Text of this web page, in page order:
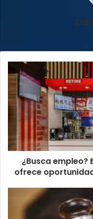
¿Busca
empleo?
Empresa
de
comida
oportunidades
de
trabajo
en
¿Busca
ofrece
impone